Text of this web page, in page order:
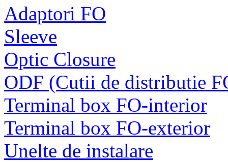
Adaptori FO
Sleeve
Optic Closure
ODF (Cutii de distributie
Terminal box FO-interior
Terminal box FO-exterior
Unelte de instalare